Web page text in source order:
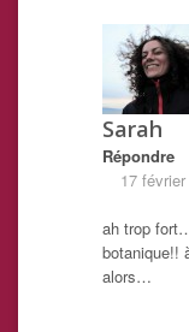
Sarah
Répondre
17
ah trop
botanique!!
alors…